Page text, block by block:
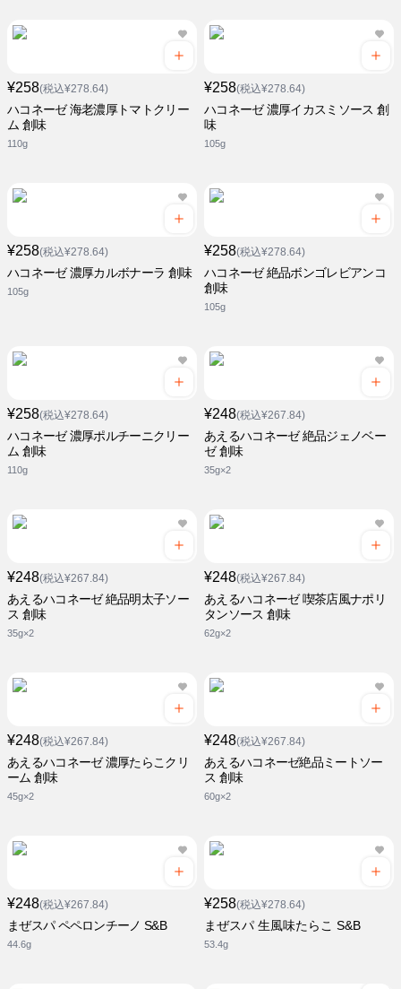
¥258(税込¥278.64)
ハコネーゼ 海老濃厚トマトクリー
ム 創味
110g
¥258(税込¥278.64)
ハコネーゼ 濃厚イカスミソース 創
味
105g
¥258(税込¥278.64)
ハコネーゼ 濃厚カルボナーラ 創味
105g
¥258(税込¥278.64)
ハコネーゼ 絶品ボンゴレビアンコ
創味
105g
¥258(税込¥278.64)
ハコネーゼ 濃厚ポルチーニクリー
ム 創味
110g
¥248(税込¥267.84)
あえるハコネーゼ 絶品ジェノベー
ゼ 創味
35g×2
¥248(税込¥267.84)
あえるハコネーゼ 絶品明太子ソー
ス 創味
35g×2
¥248(税込¥267.84)
あえるハコネーゼ 喫茶店風ナポリ
タンソース 創味
62g×2
¥248(税込¥267.84)
あえるハコネーゼ 濃厚たらこクリ
ーム 創味
45g×2
¥248(税込¥267.84)
あえるハコネーゼ絶品ミートソー
ス 創味
60g×2
¥248(税込¥267.84)
まぜスパ ペペロンチーノ S&B
44.6g
¥258(税込¥278.64)
まぜスパ 生風味たらこ S&B
53.4g